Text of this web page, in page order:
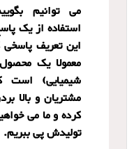
می توانیم
استفاده از یک
این تعریف
معمولا یک
شیمیایی) است
مشتریان و بالا
کرده و ما می
تولیدش پی ببریم.